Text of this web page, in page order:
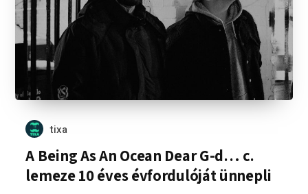
tixa
A Being As An Ocean Dear G-d… c.
lemeze 10 éves évfordulóját ünnepli